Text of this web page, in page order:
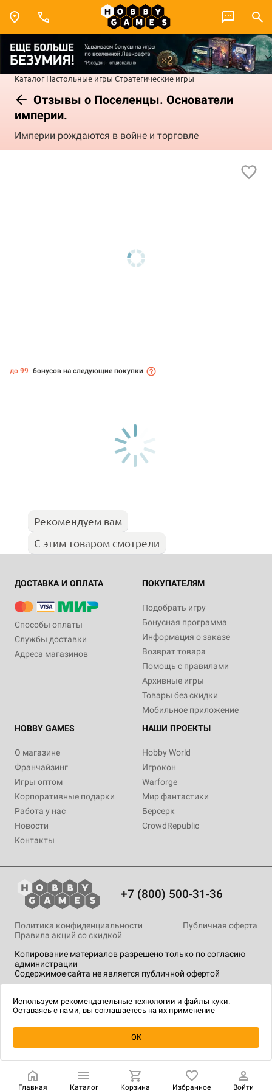
Каталог Настольные игры Стратегические игры
Отзывы о Поселенцы. Основатели
империи.
Империи рождаются в войне и торговле
Уведомить о наличии
до 99 бонусов на следующие покупки
Рекомендуем вам
С этим товаром смотрели
ДОСТАВКА И ОПЛАТА
Способы оплаты
Службы доставки
Адреса магазинов
ПОКУПАТЕЛЯМ
Подобрать игру
Бонусная программа
Информация о заказе
Возврат товара
Помощь с правилами
Архивные игры
Товары без скидки
Мобильное приложение
HOBBY GAMES
О магазине
Франчайзинг
Игры оптом
Корпоративные подарки
Работа у нас
Новости
Контакты
НАШИ ПРОЕКТЫ
Hobby World
Игрокон
Warforge
Мир фантастики
Берсерк
CrowdRepublic
+7 (800) 500-31-36
Копирование материалов разрешено только по согласию
администрации
Содержимое сайта не является публичной офертой
Политика конфиденциальности
Публичная оферта
Правила акций со скидкой
технологии.
Главная Каталог Корзина Избранное Войти
Используем рекомендательные технологии и файлы куки.
Оставаясь с нами, вы соглашаетесь на их применение
OK